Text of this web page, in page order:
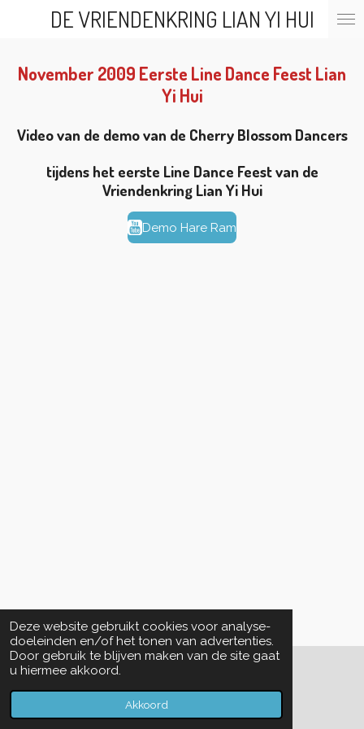
Deze website gebruikt cookies voor analyse-
doeleinden en/of het tonen van advertenties.
Door gebruik te blijven maken van de site gaat
u hiermee akkoord.
Akkoord
de
DE VRIENDENKRING LIAN YI HUI
November 2009 Eerste Line Dance Feest Lian
Yi Hui
Video van de demo van de Cherry Blossom Dancers
tijdens het eerste Line Dance Feest van de
Vriendenkring Lian Yi Hui
Demo Hare Ram
© 2022 - 2026 De Vriendenkring Lian Yi Hui
Powered by